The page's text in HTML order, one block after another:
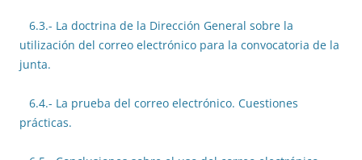
6.3.- La doctrina de la Dirección General sobre la
utilización del correo electrónico para la convocatoria de la
junta.
6.4.- La prueba del correo electrónico. Cuestiones
prácticas.